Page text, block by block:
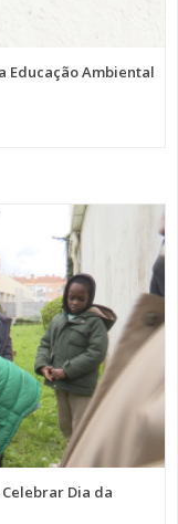
Educação Ambiental
Dia da